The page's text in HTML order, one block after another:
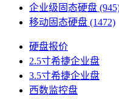
企业级固态硬盘
移动固态硬盘 (1472)
硬盘报价
2.5寸希捷企业盘
3.5寸希捷企业盘
西数监控盘